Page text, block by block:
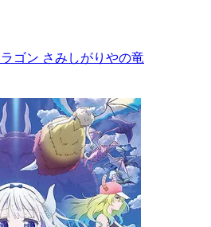
ゴン さみしがりやの竜